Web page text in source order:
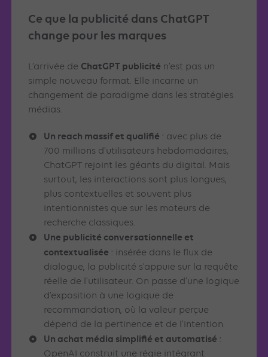
Ce que la publicité dans ChatGPT
change pour les marques
L’arrivée de ChatGPT publicité n’est pas un
simple nouveau format. Elle incarne un
changement de paradigme dans les stratégies
médias.
Un reach massif et qualifié : avec plus de
700 millions d’utilisateurs hebdomadaires,
ChatGPT rejoint les géants du digital. Mais
surtout, les interactions sont plus longues,
plus contextuelles et souvent plus
intentionnistes que sur les moteurs de
recherche classiques.
Une publicité conversationnelle et
contextualisée : insérée dans le flux de
dialogue, la publicité s’appuie sur la requête
réelle de l’utilisateur. On passe d’une logique
d’exposition à une logique de
recommandation, où la valeur perçue
dépend de la pertinence et de l’intention.
Un achat média simplifié et automatisé :
OpenAI construit une régie intégrant